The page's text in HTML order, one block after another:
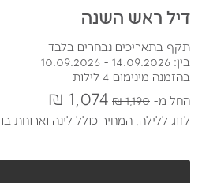
דיל ראש השנה
תקף בתאריכים נבחרים בלבד
בין: 14.09.2026 - 10.09.2026
בהזמנה מינימום 4 לילות
החל מ
1,190 ₪
1,074 ₪
לזוג ללילה, המחיר כולל לינה וארוחת